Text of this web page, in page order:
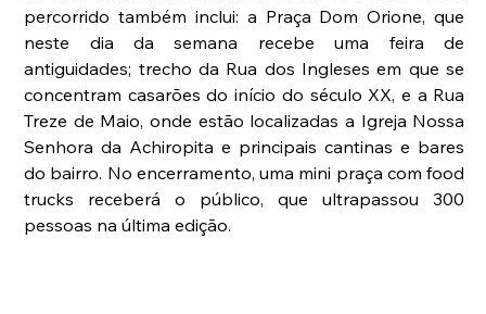
percorrido também inclui: a Praça Dom Orione, que
neste dia da semana recebe uma feira de
antiguidades; trecho da Rua dos Ingleses em que se
concentram casarões do início do século XX, e a Rua
Treze de Maio, onde estão localizadas a Igreja Nossa
Senhora da Achiropita e principais cantinas e bares
do bairro. No encerramento, uma mini praça com food
trucks receberá o público, que ultrapassou 300
pessoas na última edição.